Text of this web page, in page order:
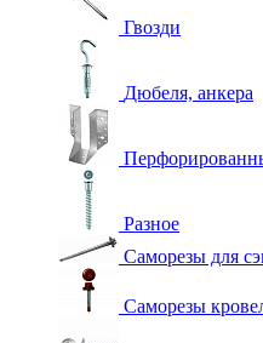
Гвозди
Дюбеля, анкера
Разное
Саморезы для
Саморезы